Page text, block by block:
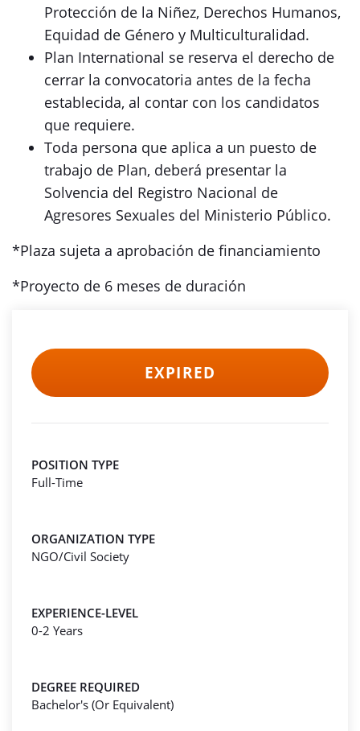
Protección de la Niñez, Derechos Humanos,
Equidad de Género y Multiculturalidad.
Plan International se reserva el derecho de
cerrar la convocatoria antes de la fecha
establecida, al contar con los candidatos
que requiere.
Toda persona que aplica a un puesto de
trabajo de Plan, deberá presentar la
Solvencia del Registro Nacional de
Agresores Sexuales del Ministerio Público.
*Plaza sujeta a aprobación de financiamiento
*Proyecto de 6 meses de duración
EXPIRED
POSITION TYPE
Full-Time
ORGANIZATION TYPE
NGO/Civil Society
EXPERIENCE-LEVEL
0-2 Years
DEGREE REQUIRED
Bachelor's (Or Equivalent)